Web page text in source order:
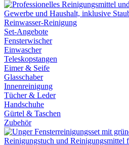
Reinwasser-Reinigung
Set-Angebote
Fensterwischer
Einwascher
Teleskopstangen
Eimer & Seife
Glasschaber
Innenreinigung
Tücher & Leder
Handschuhe
Gürtel & Taschen
Zubehör